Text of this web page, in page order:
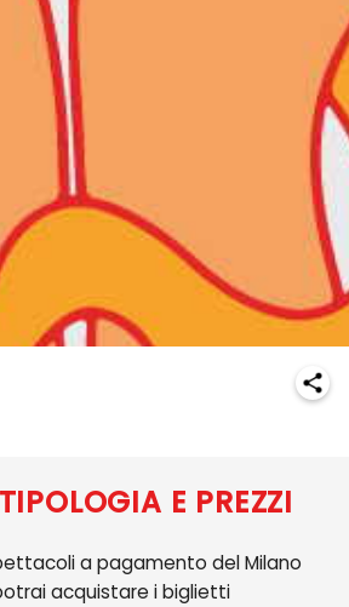
E PREZZI
a pagamento del Milano
acquistare i biglietti